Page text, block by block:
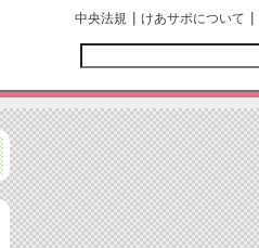
中央法規 けあサポについて